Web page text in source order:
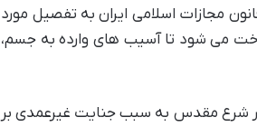
مجازات اسلامی ایران به تفصیل مورد
می شود تا آسیب های وارده به جسم،
شرع مقدس به سبب جنایت غیرعمدی بر